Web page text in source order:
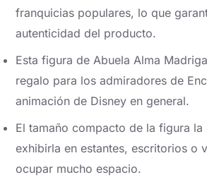
franquicias populares, lo que
autenticidad del producto.
Esta figura de Abuela Alma
regalo para los admiradores de
animación de Disney en general.
El tamaño compacto de la figura la
exhibirla en estantes, escritorios o
ocupar mucho espacio.